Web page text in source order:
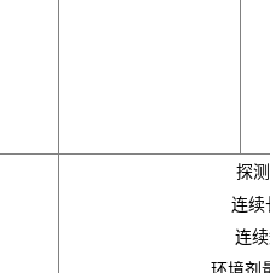
探
连续
连